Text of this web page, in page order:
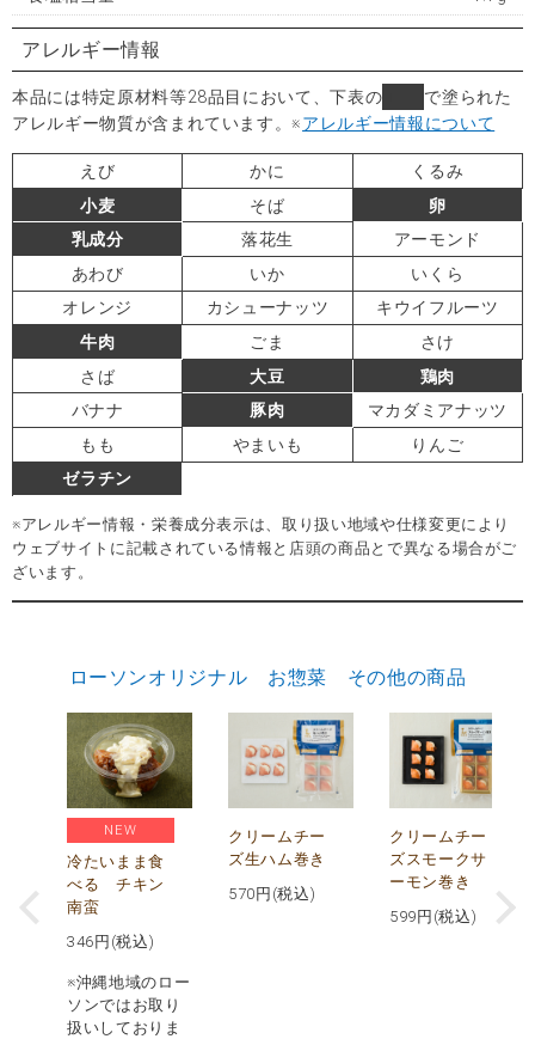
アレルギー情報
本品には特定原材料等28品目において、下表の
で塗られた
アレルギー物質が含まれています。※アレルギー情報について
えび かに
くるみ
小麦
そば
卵
乳成分
落花生
アーモンド
あわび
いか
いくら
オレンジ
カシューナッツ
キウイフルーツ
牛肉
ごま
さけ
さば
大豆
鶏肉
バナナ
豚肉
マカダミアナッツ
もも
やまいも
りんご
ゼラチン
※アレルギー情報・栄養成分表示は、取り扱い地域や仕様変更により
ウェブサイトに記載されている情報と店頭の商品とで異なる場合がご
ざいます。
ローソンオリジナル お惣菜 その他の商品
NEW
冷たいまま食
べる チキン
南蛮
346 円(税込)
※沖縄地域のロー
ソンではお取り
扱いしておりま
クリームチー
ズ生ハム巻き
570 円(税込)
クリームチー
ズスモークサ
ーモン巻き
599 円(税込)